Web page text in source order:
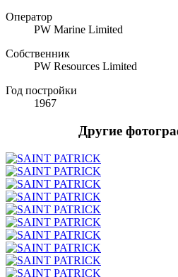
Оператор
PW Marine Limited
Собственник
PW Resources Limited
Год постройки
1967
Другие